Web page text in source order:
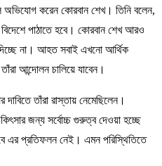
অভিযোগ করেন কোরবান শেখ। তিনি বলেন,
পাঠাতে হবে। কোরবান শেখ আরও
না। আহত সবাই এখনো আর্থিক
আন্দোলন চালিয়ে যাবেন।
তাঁরা রাস্তায় নেমেছিলেন।
জন্য সর্বোচ্চ গুরুত্ব দেওয়া হচ্ছে
এর প্রতিফলন নেই। এমন পরিস্থিতিতে